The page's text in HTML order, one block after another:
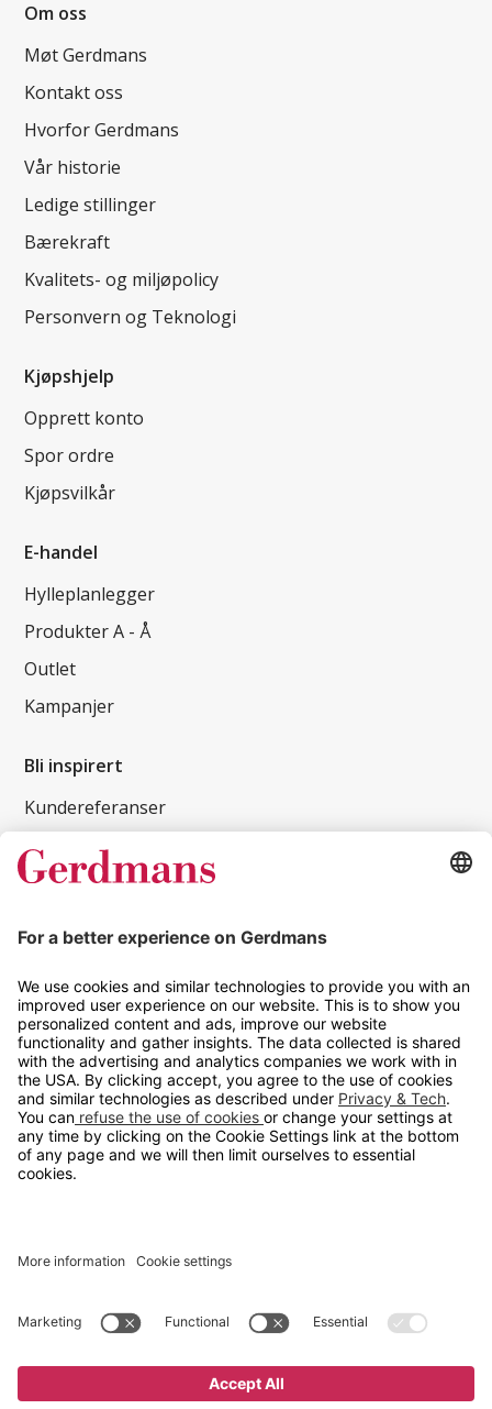
4 045 kr
Om oss
Møt Gerdmans
Kontakt oss
Hvorfor Gerdmans
Vår historie
Ledige stillinger
Bærekraft
Kvalitets- og miljøpolicy
Personvern og Teknologi
Kjøpshjelp
Opprett konto
Spor ordre
Kjøpsvilkår
E-handel
Hylleplanlegger
Produkter A - Å
Outlet
Kampanjer
Bli inspirert
Kundereferanser
Magasin
Tips og guider
Kontakt
info@gerdmans.no
67 80 56 20
Åpningstid
Hverdager 08:00-16:00